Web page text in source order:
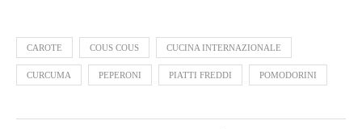
CAROTE COUS COUS CUCINA INTERNAZIONALE
CURCUMA PEPERONI PIATTI FREDDI POMODORINI